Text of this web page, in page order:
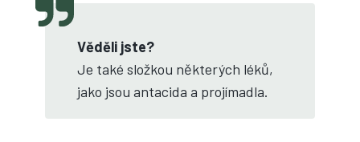
Věděli jste?
Je také složkou některých léků,
jako jsou antacida a projímadla.